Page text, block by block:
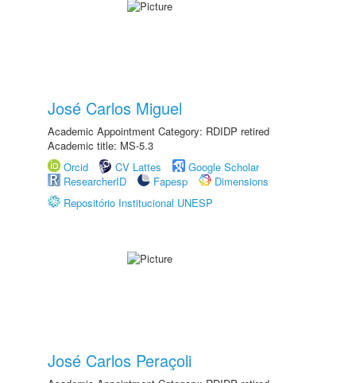
José Carlos Miguel
Academic Appointment Category: RDIDP retired
Academic title: MS-5.3
Orcid
CV Lattes
Google Scholar
ResearcherID
Fapesp
Dimensions
Repositório Institucional UNESP
José Carlos Peraçoli